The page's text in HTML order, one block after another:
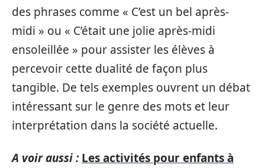
des phrases comme « C’est un bel après-
midi » ou « C’était une jolie après-midi
ensoleillée » pour assister les élèves à
percevoir cette dualité de façon plus
tangible. De tels exemples ouvrent un débat
intéressant sur le genre des mots et leur
interprétation dans la société actuelle.
A voir aussi : Les activités pour enfants à